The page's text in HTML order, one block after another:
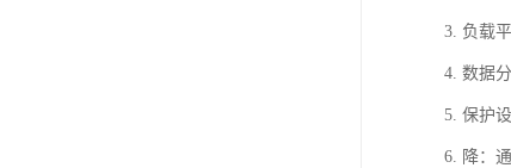
3. 负载
4. 数据
5. 保护
6. 降：